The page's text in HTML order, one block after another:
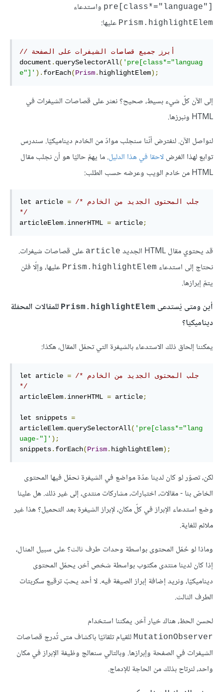
pre[class*="language"]‎ واستدعاء
Prism.highlightElem عليها:
// أبرز جميع قصاصات الشيفرات على الصفحة
document . querySelectorAll( 'pre[class*="languag
e"]' ). forEach(Prism. highlightElem);
إلى الآن كلّ شيء بسيط، صحيح؟ نعثر على قصاصات الشيفرات في
HTML ونبرزها.
لنواصل الآن. لنفترض أنّنا سنجلب موادّ من الخادم ديناميكيّا. سندرس
توابع لهذا الغرضلاحقا في هذا الدليل. ما يهمّ حاليّا هو أن نجلب مقال
HTML من خادم الويب وعرضه حسب الطلب:
let article = /* جلب المحتوى الجديد من الخادم
*/
articleElem. innerHTML = article;
قد يحتوي مقال HTML الجديد article على قصاصات شيفرات.
نحتاج إلى استدعاء Prism.highlightElem عليها، وإلّا فلن
يتمّ إبرازها.
أين ومتى يُستدعى Prism.highlightElem للمقالات المحمّلة
ديناميكيّا؟
يمكننا إلحاق ذلك الاستدعاء بالشيفرة التي تحمّل المقال، هكذا:
let article = /* جلب المحتوى الجديد من الخادم
*/
articleElem. innerHTML = article;
let snippets =
articleElem. querySelectorAll( 'pre[class*="lang
uage-"]' );
snippets. forEach(Prism. highlightElem);
لكن، تصوّر لو كان لدينا عدّة مواضع في الشيفرة نحمّل فيها المحتوى
الخاصّ بنا - مقالات، اختبارات، مشاركات منتدى، إلى غير ذلك. هل علينا
وضع استدعاء الإبراز في كلّ مكان، لإبراز الشيفرة بعد التحميل؟ هذا غير
ملائم للغاية.
وماذا لو حُمّل المحتوى بواسطة وحدات طرف ثالث؟ على سبيل المثال،
إذا كان لدينا منتدى مكتوب بواسطة شخص آخر، يحمّل المحتوى
ديناميكيّا، ونريد إضافة إبراز الصيغة فيه. لا أحد يحبّ ترقيع سكربتات
الطرف الثالث.
لحسن الحظ، هناك خيار آخر. يمكننا استخدام
MutationObserver للقيام تلقائيّا باكشاف متى تُدرج قصاصات
الشيفرات في الصفحة وإبرازها. وبالتالي سنعالج وظيفة الإبراز في مكان
واحد، لنرتاح بذلك من الحاجة للإدماج.